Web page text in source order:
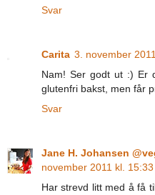
Svar
Carita 3. november
Nam! Ser godt ut :) Er
glutenfri bakst, men får
Svar
Jane H. Johansen
november 2011 kl. 15:33
Har strevd litt med å få